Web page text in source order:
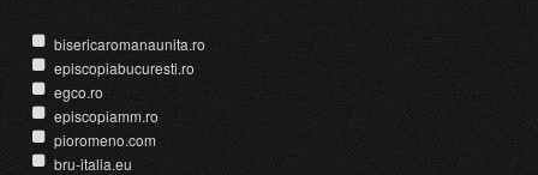
bisericaromanaunita.ro
episcopiabucuresti.ro
egco.ro
episcopiamm.ro
pioromeno.com
bru-italia.eu